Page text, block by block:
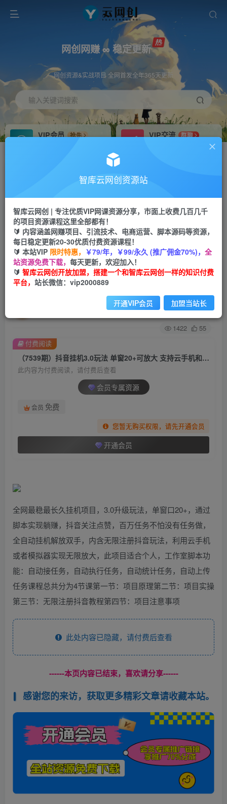
网创网赚 ∞ 稳定更新
网创资源&实战项目 全网首发全年365天更新
输入关键词搜索
VIP会员
抢先
VIP交流
群聊
研究探讨更多创业项目路子。
会员专属推广链接
网赚网创 项目
365天稳定跟新
APP下载
GO
首页 创业课程 会员专属 正文
（7539期）抖音挂机3.0玩法 单窗20+可放大 支持
云手机和模拟器（附无限注册抖音教程）
关注 私信
1422 55
（7539期）抖音挂机3.0玩法 单窗20+可放大 支持云手机和模拟器（附无限注册抖音教程）
此内容为付费阅读，请付费后查看
会员专属资源
会员 免费
您暂无购买权限，请先开通会员
开通会员
付费阅读
全网最稳最长久挂机项目，3.0升级玩法，单窗口20+，通过
脚本实现躺赚，抖音关注点赞，百万任务不怕没有任务做，
全自动挂机解放双手，内含无限注册抖音玩法，利用云手机
或者模拟器实现无限放大，此项目适合个人，工作室脚本功
能：自动接任务，自动执行任务，自动统计任务，自动上传
任务课程总共分为4节课第一节：项目原理第二节：项目实操
第三节：无限注册抖音教程第四节：项目注意事项
此处内容已隐藏，请付费后查看
------本页内容已结束，喜欢请分享------
感谢您的来访，获取更多精彩文章请收藏本站。
智库云网创资源站
智库云网创 | 专注优质VIP网课资源分享，市面上收费几百几千
的项目资源课程这里全部都有！
🔰 内容涵盖网赚项目、引流技术、电商运营、脚本源码等资源，
每日稳定更新20-30优质付费资源课程！
🔰 本站VIP 限时特惠， ￥79/年，￥99/永久 (推广佣金70%)， 全
站资源免费下载， 每天更新，欢迎加入！
🔰 智库云网创开放加盟，搭建一个和智库云网创一样的知识付费
平台， 站长微信：vip2000889
开通VIP会员 加盟当站长